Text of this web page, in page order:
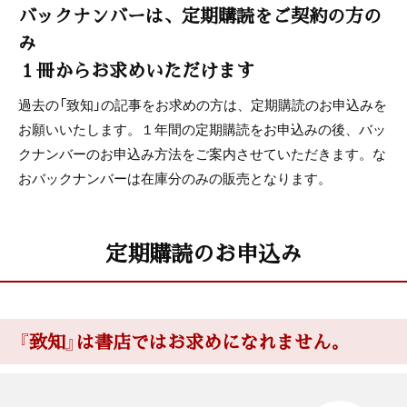
バックナンバーは、定期購読をご契約の方の
み
１冊からお求めいただけます
過去の「致知」の記事をお求めの方は、定期購読のお申込みを
お願いいたします。１年間の定期購読をお申込みの後、バッ
クナンバーのお申込み方法をご案内させていただきます。な
おバックナンバーは在庫分のみの販売となります。
定期購読のお申込み
『致知』は書店ではお求めになれません。